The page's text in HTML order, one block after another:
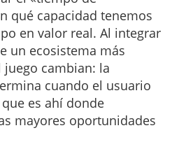
qué capacidad tenemos
en valor real. Al integrar
un ecosistema más
cambian: la
cuando el usuario
es ahí donde
mayores oportunidades